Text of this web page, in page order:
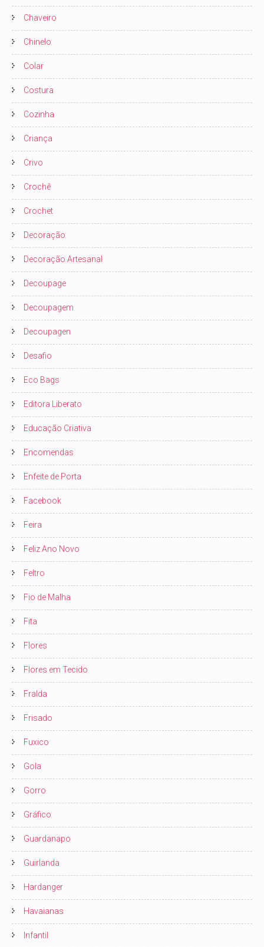
Chaveiro
Chinelo
Colar
Costura
Cozinha
Criança
Crivo
Crochê
Crochet
Decoração
Decoração Artesanal
Decoupage
Decoupagem
Decoupagen
Desafio
Eco Bags
Editora Liberato
Educação Criativa
Encomendas
Enfeite de Porta
Facebook
Feira
Feliz Ano Novo
Feltro
Fio de Malha
Fita
Flores
Flores em Tecido
Fralda
Frisado
Fuxico
Gola
Gorro
Gráfico
Guardanapo
Guirlanda
Hardanger
Havaianas
Infantil